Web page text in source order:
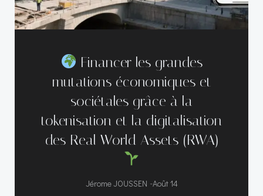
Financer les grandes
mutations économiques et
sociétales grâce à la
tokenisation et la digitalisation
des Real World Assets (RWA)
Jérome JOUSSEN -Août 14